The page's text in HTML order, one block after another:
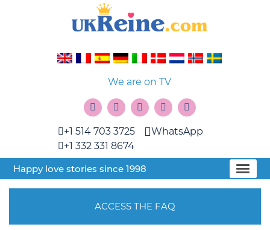
We are on TV
+1 514 703 3725
+1 332 331 8674
WhatsApp
Happy love stories since 1998
ACCESS THE FAQ